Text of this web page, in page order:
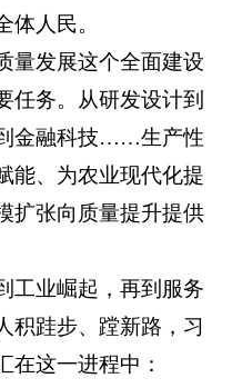
体人民。
量发展这个全面建设
任务。从研发设计到
金融科技……生产性
能、为农业现代化提
扩张向质量提升提供
工业崛起，再到服务
积跬步、蹚新路，习
在这一进程中：